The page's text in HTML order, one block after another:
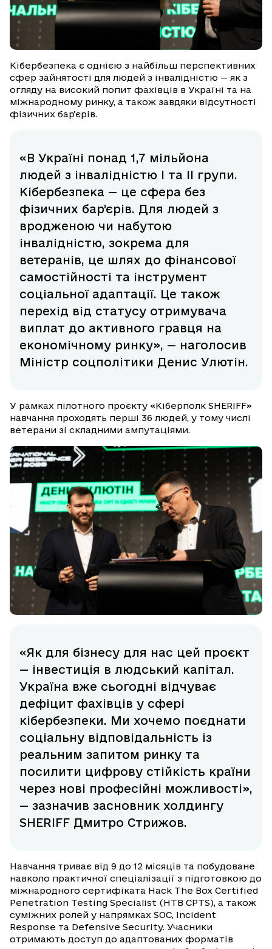
Кібербезпека є однією з найбільш перспективних
сфер зайнятості для людей з інвалідністю — як з
огляду на високий попит фахівців в Україні та на
міжнародному ринку, а також завдяки відсутності
фізичних барʼєрів.
«В Україні понад 1,7 мільйона
людей з інвалідністю І та ІІ групи.
Кібербезпека — це сфера без
фізичних бар’єрів. Для людей з
вродженою чи набутою
інвалідністю, зокрема для
ветеранів, це шлях до фінансової
самостійності та інструмент
соціальної адаптації. Це також
перехід від статусу отримувача
виплат до активного гравця на
економічному ринку», — наголосив
Міністр соцполітики Денис Улютін.
У рамках пілотного проєкту «Кіберполк SHERIFF»
навчання проходять перші 36 людей, у тому числі
ветерани зі складними ампутаціями.
«Як для бізнесу для нас цей проєкт
— інвестиція в людський капітал.
Україна вже сьогодні відчуває
дефіцит фахівців у сфері
кібербезпеки. Ми хочемо поєднати
соціальну відповідальність із
реальним запитом ринку та
посилити цифрову стійкість країни
через нові професійні можливості»,
— зазначив засновник холдингу
SHERIFF Дмитро Стрижов.
Навчання триває від 9 до 12 місяців та побудоване
навколо практичної спеціалізації з підготовкою до
міжнародного сертифіката Hack The Box Certified
Penetration Testing Specialist (HTB CPTS), а також
суміжних ролей у напрямках SOC, Incident
Response та Defensive Security. Учасники
отримають доступ до адаптованих форматів